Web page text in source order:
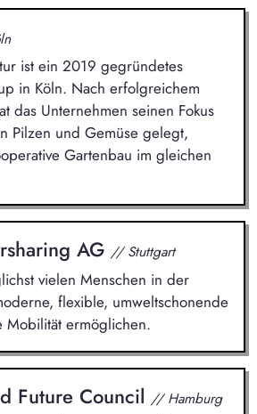
ist ein 2019 gegründetes
in Köln. Nach erfolgreichem
das Unternehmen seinen Fokus
Pilzen und Gemüse gelegt,
Gartenbau im gleichen
AG // Stuttgart
vielen Menschen in der
flexible, umweltschonende
Mobilität ermöglichen.
Future Council // Hamburg